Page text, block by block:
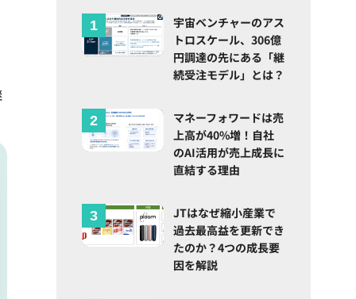
宇宙ベンチャーのアス
トロスケール、306億
円調達の先にある「継
続受注モデル」とは？
マネーフォワードは売
上高が40%増！自社
のAI活用が売上成長に
直結する理由
JTはなぜ縮小産業で
過去最高益を更新でき
たのか？4つの成長要
因を解説